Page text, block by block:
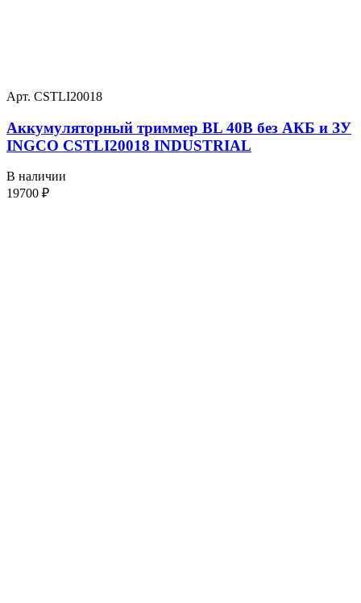
Арт. CSTLI20018
Аккумуляторный триммер BL 40В без АКБ и ЗУ
INGCO CSTLI20018 INDUSTRIAL
В наличии
19700 ₽